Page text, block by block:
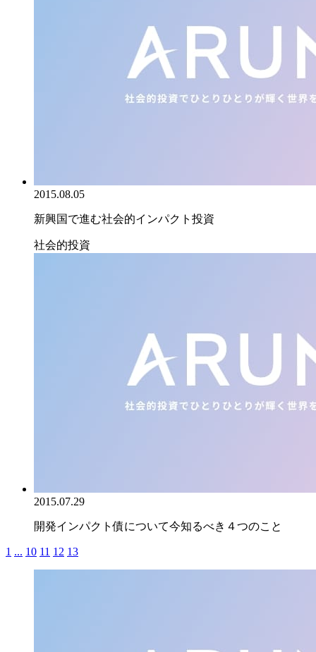
2015.08.05
新興国で進む社会的インパクト投資
社会的投資
2015.07.29
開発インパクト債について今知るべき４つのこと
1 ... 10 11 12 13